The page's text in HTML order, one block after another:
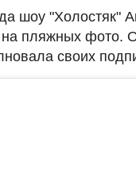
шоу "Холостяк"
на пляжных фото.
своих